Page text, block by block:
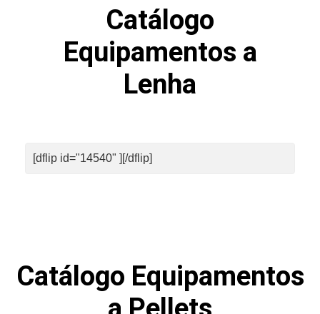
Catálogo
Equipamentos a
Lenha
[dflip id="14540" ][/dflip]
Catálogo Equipamentos